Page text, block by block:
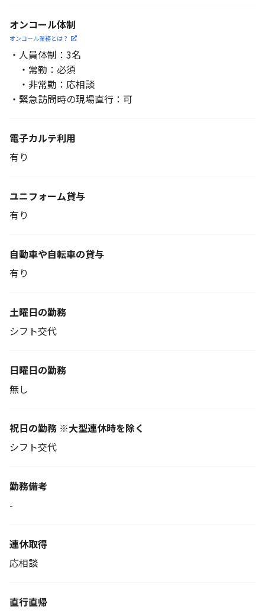
オンコール体制
オンコール業務とは？
・人員体制：3名
・常勤：必須
・非常勤：応相談
・緊急訪問時の現場直行：可
電子カルテ利用
有り
ユニフォーム貸与
有り
自動車や自転車の貸与
有り
土曜日の勤務
シフト交代
日曜日の勤務
無し
祝日の勤務 ※大型連休時を除く
シフト交代
勤務備考
-
連休取得
応相談
直行直帰